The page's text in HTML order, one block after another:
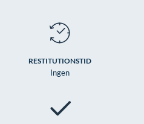
RESTITUTIONSTID
Ingen